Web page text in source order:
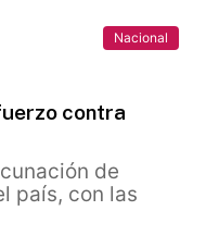
Nacional
contra
de
país, con las